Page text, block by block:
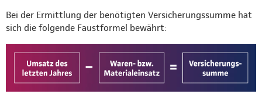
Bei der Ermittlung der benötigten Versicherungssumme hat
sich die folgende Faustformel bewährt: